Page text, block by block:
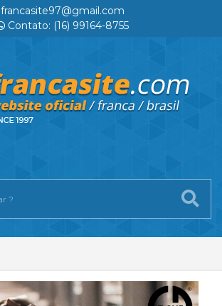
francasite97@gmail.com
Contato: (16) 99164-8755